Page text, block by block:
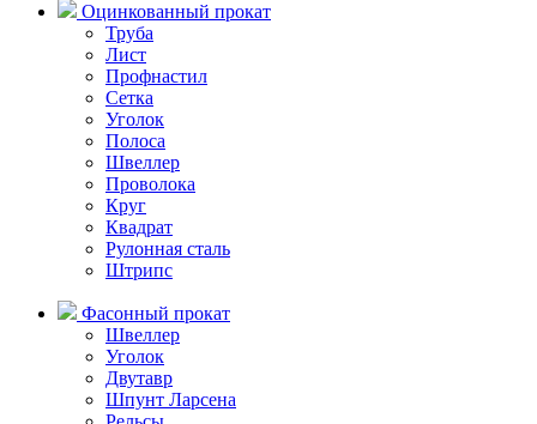
Оцинкованный прокат
Труба
Лист
Профнастил
Сетка
Уголок
Полоса
Швеллер
Проволока
Круг
Квадрат
Рулонная сталь
Штрипс
Фасонный прокат
Швеллер
Уголок
Двутавр
Шпунт Ларсена